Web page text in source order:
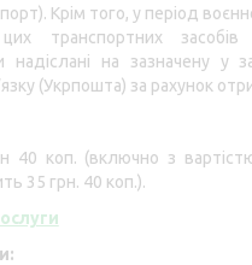
Крім того, у період
транспортних засобів
на зазначену у
(Укрпошта) за рахунок
40 коп. (включно з
35 грн. 40 коп.).